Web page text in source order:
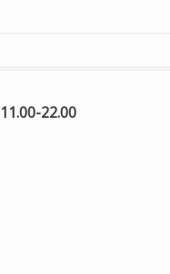
11.00-22.00